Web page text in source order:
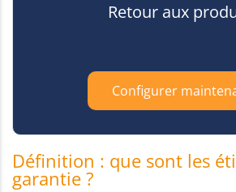
Retour aux
Configurer
Définition : que sont les
garantie ?